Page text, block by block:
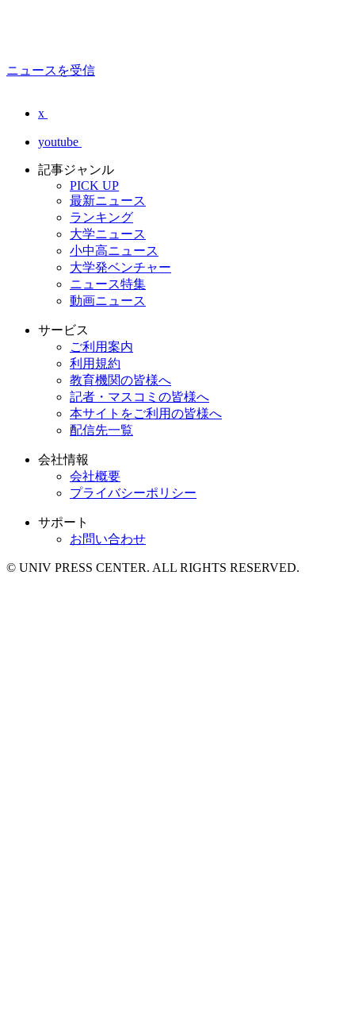
ニュースを受信
x
youtube
記事ジャンル
PICK UP
最新ニュース
ランキング
大学ニュース
小中高ニュース
大学発ベンチャー
ニュース特集
動画ニュース
サービス
ご利用案内
利用規約
教育機関の皆様へ
記者・マスコミの皆様へ
本サイトをご利用の皆様へ
配信先一覧
会社情報
会社概要
プライバシーポリシー
サポート
お問い合わせ
© UNIV PRESS CENTER. ALL RIGHTS RESERVED.